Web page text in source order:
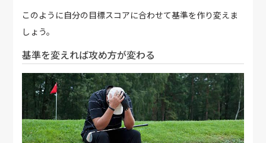
このように自分の目標スコアに合わせて基準を作り変えま
しょう。
基準を変えれば攻め方が変わる